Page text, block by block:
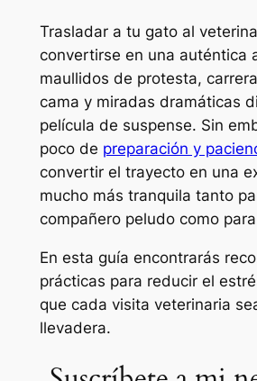
Trasladar a tu gato al
convertirse en una auténtica
maullidos de protesta,
cama y miradas dramáticas
película de suspense. Sin
poco de preparación y
convertir el trayecto en una
mucho más tranquila tanto
compañero peludo como
En esta guía encontrarás
prácticas para reducir el
que cada visita veterinaria
llevadera.